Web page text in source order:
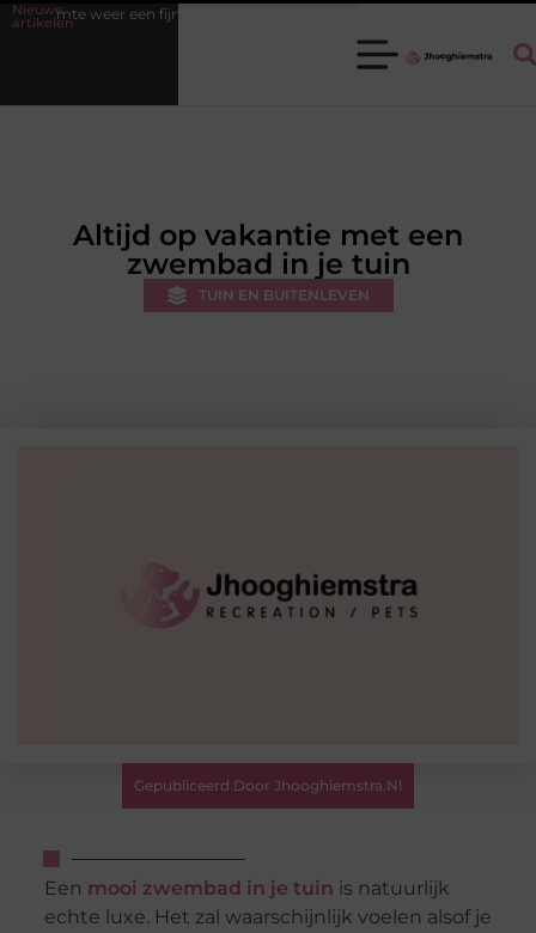
Nieuwe
artikelen
weer een fijne plek
Altijd op vakantie met een
zwembad in je tuin
TUIN EN BUITENLEVEN
Gepubliceerd Door Jhooghiemstra.nl
Een mooi zwembad in je tuin is natuurlijk
echte luxe. Het zal waarschijnlijk voelen alsof je